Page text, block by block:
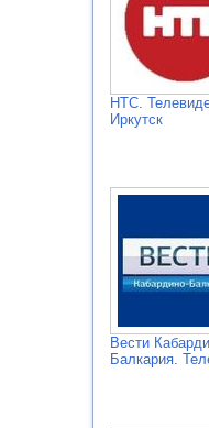
НТС.
Иркутск
Вести
Балкария.